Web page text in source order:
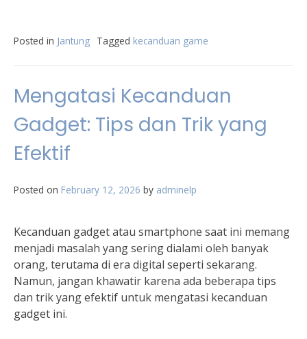
Posted in Jantung Tagged kecanduan game
Mengatasi Kecanduan
Gadget: Tips dan Trik yang
Efektif
Posted on February 12, 2026 by adminelp
Kecanduan gadget atau smartphone saat ini memang
menjadi masalah yang sering dialami oleh banyak
orang, terutama di era digital seperti sekarang.
Namun, jangan khawatir karena ada beberapa tips
dan trik yang efektif untuk mengatasi kecanduan
gadget ini.